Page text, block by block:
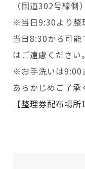
（国道302号線側
※当日9:30より整
当日8:30から可能
はご遠慮ください。
※お手洗いは9:00
あらかじめご了承
【整理券配布場所